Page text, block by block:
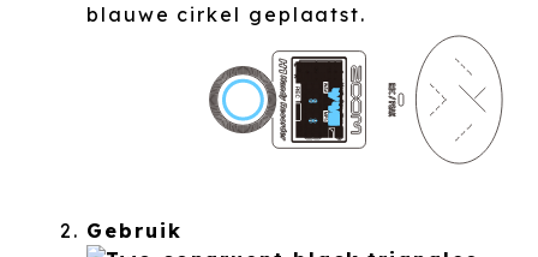
blauwe cirkel geplaatst.
Gebruik